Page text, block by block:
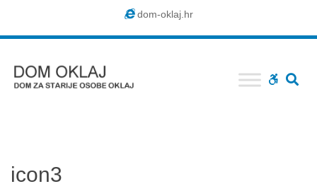
dom-oklaj.hr
WCAG
icon3